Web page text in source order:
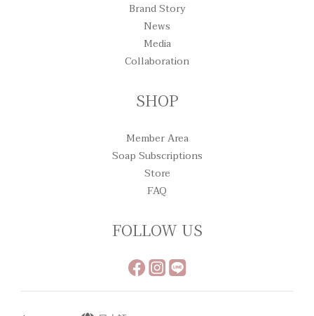
Brand Story
News
Media
Collaboration
SHOP
Member Area
Soap Subscriptions
Store
FAQ
FOLLOW US